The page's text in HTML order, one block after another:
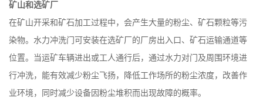
矿山和选矿厂
在矿山开采和矿石加工过程中，会产生大量的粉尘、矿石颗粒等污
染物。水力冲洗门可安装在选矿厂的厂房出入口、矿石运输通道等
位置。当运矿车辆进出或工人通行后，通过水力对门及周围环境进
行冲洗，能有效减少粉尘飞扬，降低工作场所的粉尘浓度，改善作
业环境，同时减少设备因粉尘堆积而出现故障的概率。